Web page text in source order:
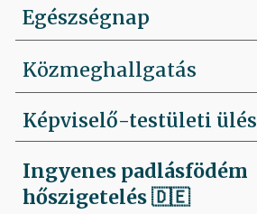
Egészségnap
Közmeghallgatás
Képviselő-testületi ülés
Ingyenes padlásfödém
hőszigetelés🇩🇪